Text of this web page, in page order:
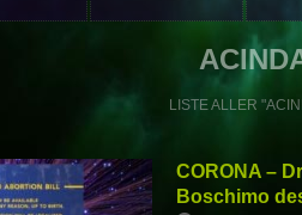
LISTE ALLER
CORONA –
Boschimo